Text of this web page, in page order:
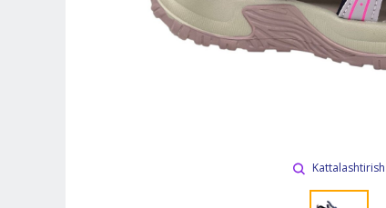
Kattalashtirish